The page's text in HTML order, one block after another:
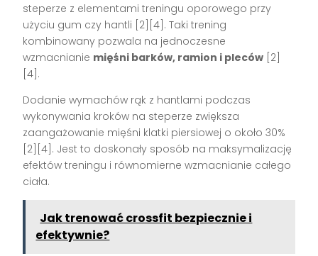
steperze z elementami treningu oporowego przy
użyciu gum czy hantli [2][4]. Taki trening
kombinowany pozwala na jednoczesne
wzmacnianie mięśni barków, ramion i pleców [2]
[4].
Dodanie wymachów rąk z hantlami podczas
wykonywania kroków na steperze zwiększa
zaangażowanie mięśni klatki piersiowej o około 30%
[2][4]. Jest to doskonały sposób na maksymalizację
efektów treningu i równomierne wzmacnianie całego
ciała.
Jak trenować crossfit bezpiecznie i
efektywnie?